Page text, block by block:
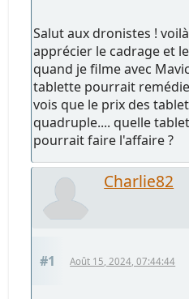
Salut aux dronistes !
apprécier le cadrage et
quand je filme avec
tablette pourrait
vois que le prix des
quadruple.... quelle
pourrait faire l'affaire ?
Charlie82
#1 Août 15, 2024, 07:44:44